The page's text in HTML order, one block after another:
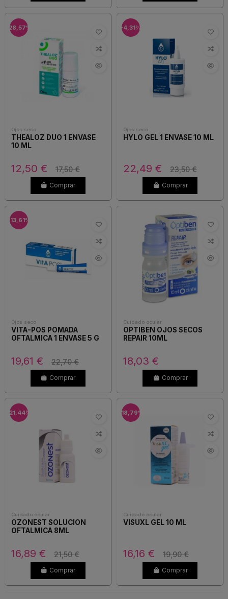
-28,57%
Ojos seco
THEALOZ DUO 1 ENVASE
10 ML
12,50 € 17,50 €
Comprar
-4,31%
Ojos seco
HYLO GEL 1 ENVASE 10 ML
22,49 € 23,50 €
Comprar
-13,61%
Ojos seco
VITA-POS POMADA
OFTALMICA 1 ENVASE 5 G
19,61 € 22,70 €
Comprar
Cuidado ocular
OPTIBEN OJOS SECOS
REPAIR 10ML
18,03 €
Comprar
-21,44%
Cuidado ocular
OZONEST SOLUCION
OFTALMICA 8ML
16,89 € 21,50 €
Comprar
-18,79%
Cuidado ocular
VISUXL GEL 10 ML
16,16 € 19,90 €
Comprar